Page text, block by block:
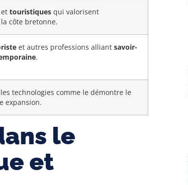
et touristiques qui valorisent
côte bretonne.
et autres professions alliant savoir-
.
technologies comme le démontre le
expansion.
le
et